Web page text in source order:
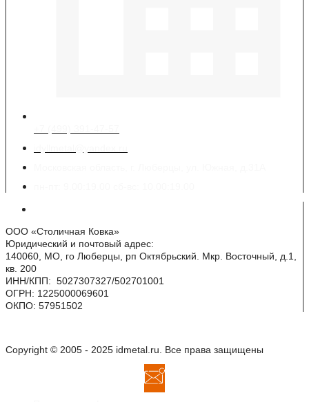
ООО «Столичная Ковка»
Юридический и почтовый адрес:
140060, МО, го Люберцы, рп Октябрьский. Мкр. Восточный, д.1,
кв. 200
ИНН/КПП: 5027307327/502701001
ОГРН: 1225000069601
ОКПО: 57951502
Copyright © 2005 - 2025 idmetal.ru. Все права защищены